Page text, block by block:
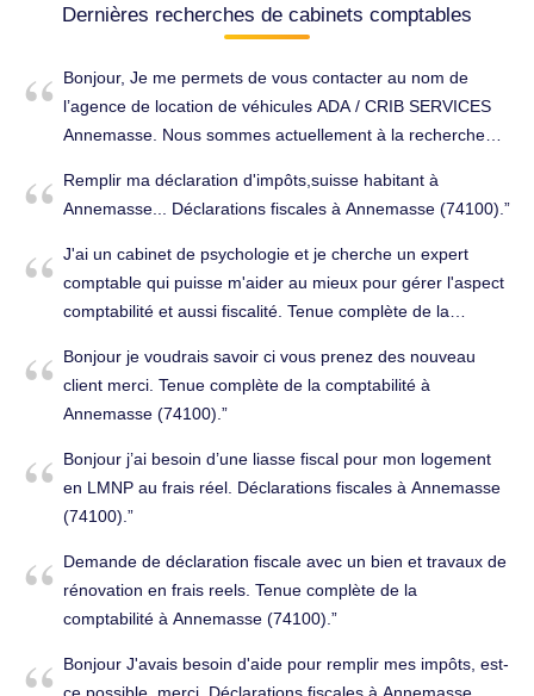
Dernières recherches de cabinets comptables
Bonjour, Je me permets de vous contacter au nom de
l’agence de location de véhicules ADA / CRIB SERVICES
Annemasse. Nous sommes actuellement à la recherche
organisation et nos coûts. Notre entreprise se compose de
: -1 salariée en CDI (statut RQTH) -1 apprenti Nous
souhaiterions obtenir un devis détaillé pour les prestations
suivantes : Tenue comptable complète Déclarations
fiscales Gestion sociale : fiches de paie, déclarations
des liasses fiscales Accompagnement et conseils courants
liés à la gestion comptable et sociale Nous restons à votre
disposition pour vous transmettre toutes les informations
nécessaires (volume d’opérations, outils utilisés, etc.) afin
d’établir votre proposition. Dans l’attente de votre retour, je
vous remercie par avance pour votre devis et reste
Cordialement, Tenue complète de la comptabilité à
Annemasse (74100).
Remplir ma déclaration d'impôts,suisse habitant à
Annemasse... Déclarations fiscales à Annemasse (74100).
J'ai un cabinet de psychologie et je cherche un expert
comptable qui puisse m'aider au mieux pour gérer l'aspect
comptabilité et aussi fiscalité. Tenue complète de la
Bonjour je voudrais savoir ci vous prenez des nouveau
client merci. Tenue complète de la comptabilité à
Annemasse (74100).
Bonjour j’ai besoin d’une liasse fiscal pour mon logement
en LMNP au frais réel. Déclarations fiscales à Annemasse
(74100).
Demande de déclaration fiscale avec un bien et travaux de
rénovation en frais reels. Tenue complète de la
comptabilité à Annemasse (74100).
Bonjour J'avais besoin d'aide pour remplir mes impôts, est-